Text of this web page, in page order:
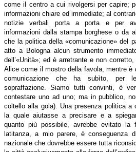
come il centro a cui rivolgersi per capire;
informazioni chiare ed immediate; al
notizie verbali porta a porta e per
informazioni dalla stampa borghese o da
che la politica della «comunicazione» del
atto a Bologna alcun strumento
dell’«Unità»; ed è arretrante e non
Alice come il mostro della favola, mentre è
comunicazione che ha subìto, per
sopraffazione. Siamo tutti convinti, è
contestare uno ad uno; ma in pubblico,
coltello alla gola). Una presenza politica a
la quale aiutasse a precisare e a
quanto più possibile, avrebbe evitato la
latitanza, a mio parere, è conseguenza
nazionale che dovrebbe essere tutta